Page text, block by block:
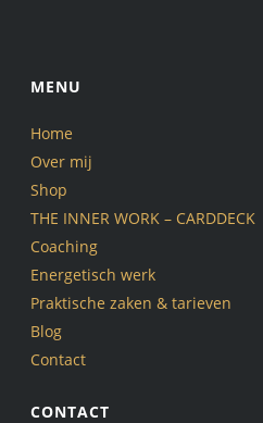
MENU
Home
Over mij
Shop
THE INNER WORK – CARDDECK
Coaching
Energetisch werk
Praktische zaken & tarieven
Blog
Contact
CONTACT